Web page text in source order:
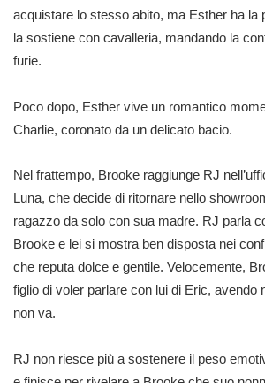
acquistare lo stesso abito, ma Esther ha la
la sostiene con cavalleria, mandando la
furie.
Poco dopo, Esther vive un romantico
Charlie, coronato da un delicato bacio.
Nel frattempo, Brooke raggiunge RJ
Luna, che decide di ritornare nello
ragazzo da solo con sua madre. RJ parla
Brooke e lei si mostra ben disposta nei
che reputa dolce e gentile. Velocemente,
figlio di voler parlare con lui di Eric, avendo
non va.
RJ non riesce più a sostenere il peso